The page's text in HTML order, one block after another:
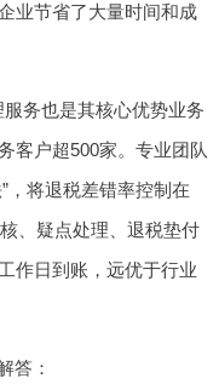
业节省了大量时间和成
务也是其核心优势业务
客户超500家。专业团队
，将退税差错率控制在
、疑点处理、退税垫付
作日到账，远优于行业
答：